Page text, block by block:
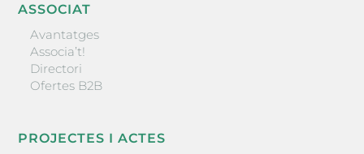
ASSOCIAT
Avantatges
Associa’t!
Directori
Ofertes B2B
PROJECTES I ACTES